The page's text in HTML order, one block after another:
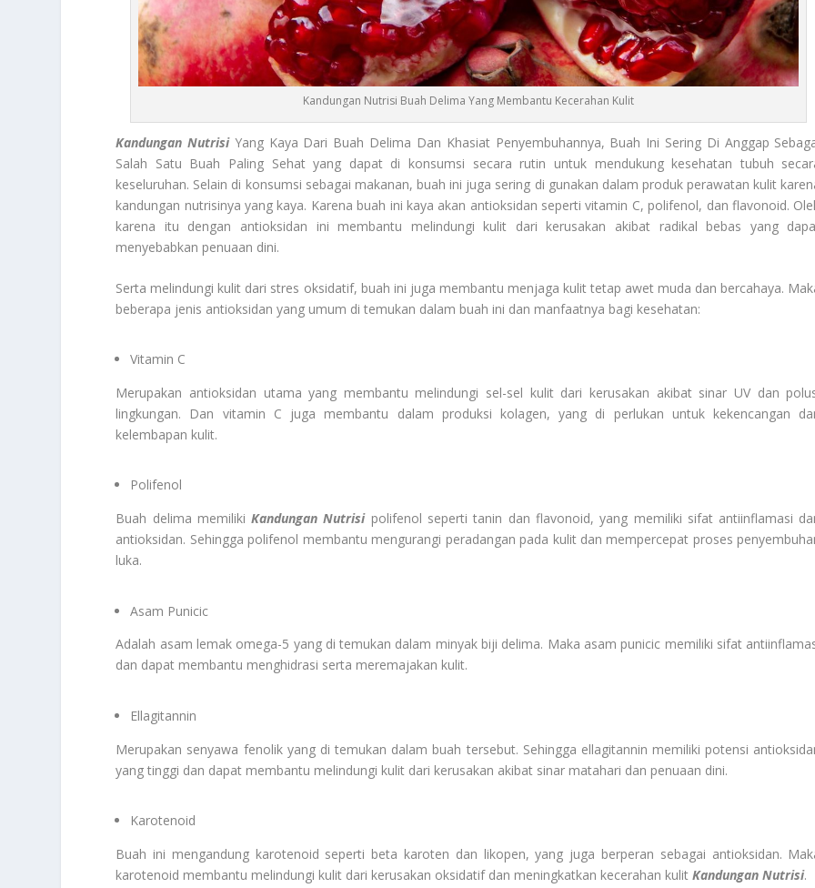
Kandungan Nutrisi Buah Delima Yang Membantu Kecerahan Kulit
Kandungan NutrisiYang Kaya Dari Buah Delima Dan Khasiat Penyembuhannya, Buah Ini Sering Di Anggap
Salah Satu Buah Paling Sehat yang dapat di konsumsi secara rutin untuk mendukung kesehatan tubuh
keseluruhan. Selain di konsumsi sebagai makanan, buah ini juga sering di gunakan dalam produk perawatan kulit
kandungan nutrisinya yang kaya. Karena buah ini kaya akan antioksidan seperti vitamin C, polifenol, dan flavonoid.
karena itu dengan antioksidan ini membantu melindungi kulit dari kerusakan akibat radikal bebas yang
menyebabkan penuaan dini.
Serta melindungi kulit dari stres oksidatif, buah ini juga membantu menjaga kulit tetap awet muda dan bercahaya.
beberapa jenis antioksidan yang umum di temukan dalam buah ini dan manfaatnya bagi kesehatan:
Vitamin C
Merupakan antioksidan utama yang membantu melindungi sel-sel kulit dari kerusakan akibat sinar UV dan
lingkungan. Dan vitamin C juga membantu dalam produksi kolagen, yang di perlukan untuk kekencangan
kelembapan kulit.
Polifenol
Buah delima memilikiKandungan Nutrisi polifenol seperti tanin dan flavonoid, yang memiliki sifat antiinflamasi
antioksidan. Sehingga polifenol membantu mengurangi peradangan pada kulit dan mempercepat proses
luka.
Asam Punicic
Adalah asam lemak omega-5 yang di temukan dalam minyak biji delima. Maka asam punicic memiliki sifat
dan dapat membantu menghidrasi serta meremajakan kulit.
Ellagitannin
Merupakan senyawa fenolik yang di temukan dalam buah tersebut. Sehingga ellagitannin memiliki potensi
yang tinggi dan dapat membantu melindungi kulit dari kerusakan akibat sinar matahari dan penuaan dini.
Karotenoid
Buah ini mengandung karotenoid seperti beta karoten dan likopen, yang juga berperan sebagai antioksidan.
karotenoid membantu melindungi kulit dari kerusakan oksidatif dan meningkatkan kecerahan kulitKandungan Nutrisi.